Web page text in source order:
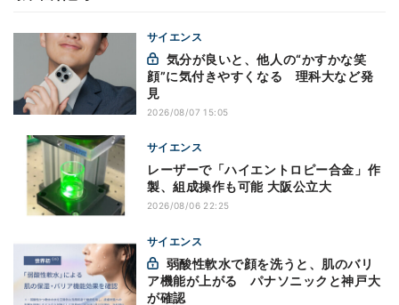
サイエンス
顔”に気付きやすくなる 理科大など発
見
2026/08/07 15:05
サイエンス
レーザーで「ハイエントロピー合金」作
製、組成操作も可能 大阪公立大
2026/08/06 22:25
サイエンス
ア機能が上がる パナソニックと神戸大
が確認